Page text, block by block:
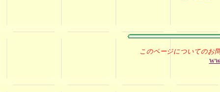
このページについてのお